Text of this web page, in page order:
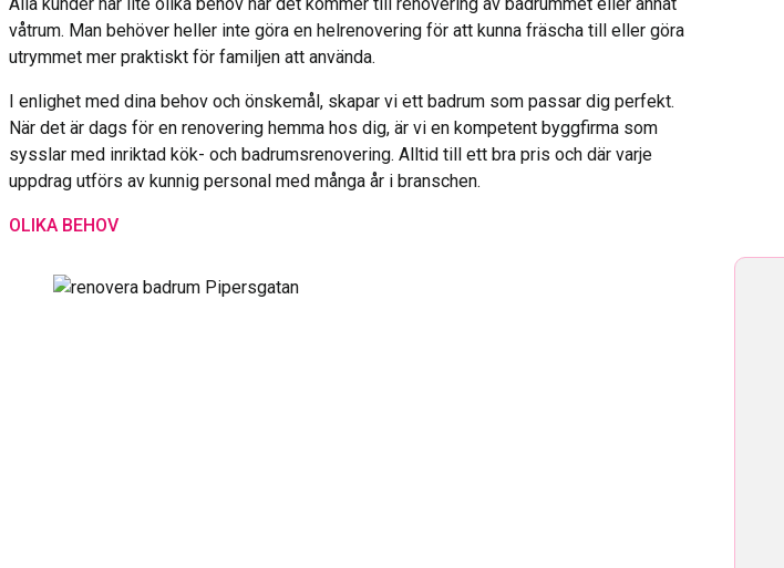
Alla kunder har lite olika behov när det kommer till renovering av badrummet eller annat
våtrum. Man behöver heller inte göra en helrenovering för att kunna fräscha till eller göra
utrymmet mer praktiskt för familjen att använda.
I enlighet med dina behov och önskemål, skapar vi ett badrum som passar dig perfekt.
När det är dags för en renovering hemma hos dig, är vi en kompetent byggfirma som
sysslar med inriktad kök- och badrumsrenovering. Alltid till ett bra pris och där varje
uppdrag utförs av kunnig personal med många år i branschen.
OLIKA BEHOV